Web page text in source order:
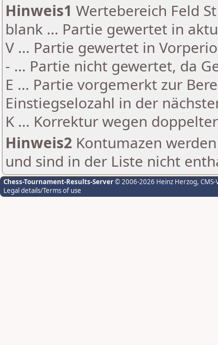
Hinweis1 Wertebereich Feld
blank ... Partie gewertet in
V ... Partie gewertet in
- ... Partie nicht gewertet, da
E ... Partie vorgemerkt zur
Einstiegselozahl in der
K ... Korrektur wegen
Hinweis2 Kontumazen
und sind in der Liste nicht
Chess-Tournament-Results-Server© 2006-2026 Heinz Herzog,
Legal details/Terms of use